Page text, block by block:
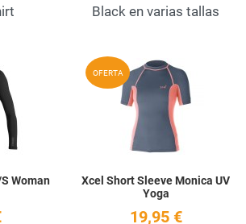
Black en varias tallas
Añadir a la lista de deseos
Quick View
Woman
OFERTA
Xcel Short Sleeve Monica UV
Yoga
19,95 €